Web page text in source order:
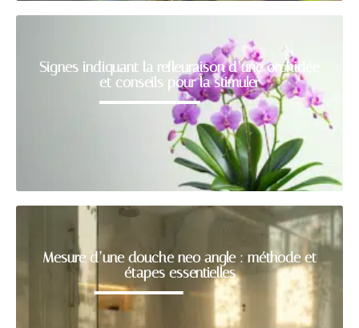
Signes indiquant la refleuraison d’une orchidée
et conseils pour la stimuler
Mesure d’une douche neo angle : méthode et
étapes essentielles